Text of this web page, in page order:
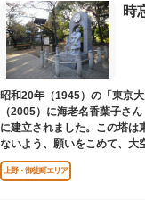
時
昭和20年（1945）の「東京
（2005）に海老名香葉子さ
に建立されました。この塔は
ないよう、願いをこめて、大
る平和祈念母子像・時計塔で
上野・御徒町エリア